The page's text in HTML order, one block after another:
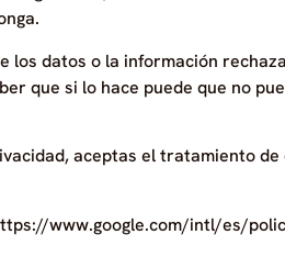
datos o la información
que si lo hace puede que no
aceptas el tratamiento
www.google.com/intl/es/